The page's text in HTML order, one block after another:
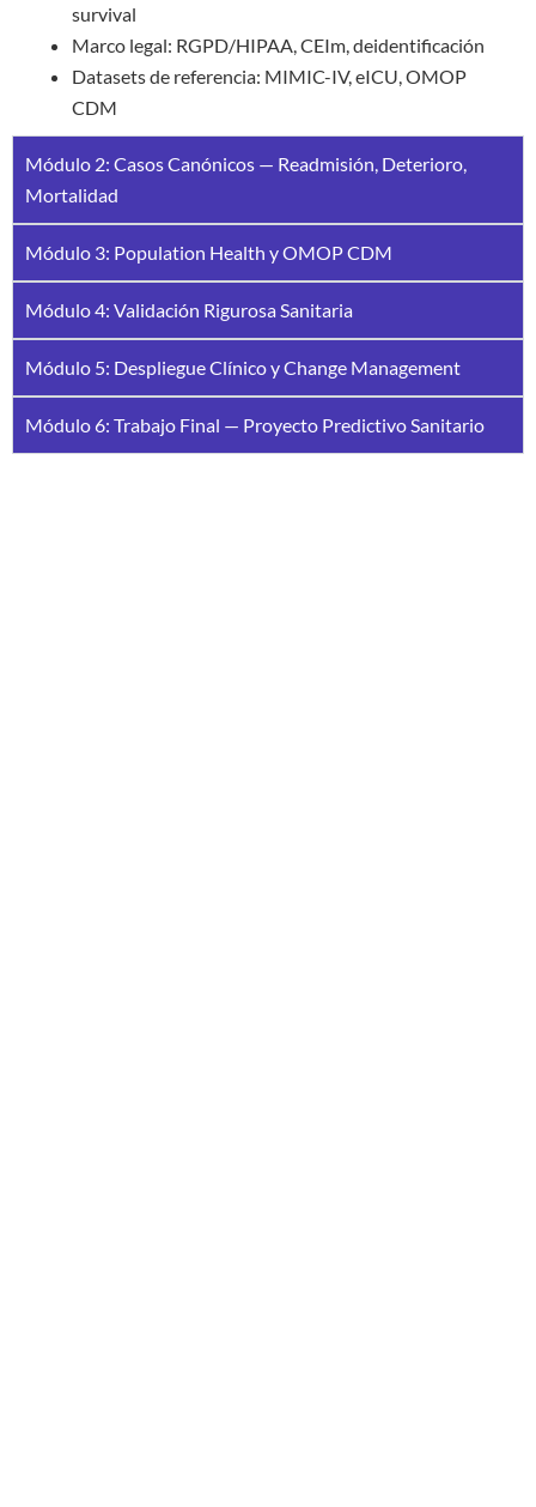
survival
Marco legal: RGPD/HIPAA, CEIm, deidentificación
Datasets de referencia: MIMIC-IV, eICU, OMOP
CDM
Módulo 2: Casos Canónicos — Readmisión, Deterioro,
Mortalidad
Módulo 3: Population Health y OMOP CDM
Módulo 4: Validación Rigurosa Sanitaria
Módulo 5: Despliegue Clínico y Change Management
Módulo 6: Trabajo Final — Proyecto Predictivo Sanitario